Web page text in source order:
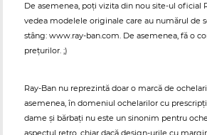
De asemenea, poți vizita din nou site-ul oficial
vedea modelele originale care au numărul de
stâng: www.ray-ban.com. De asemenea, fă o
prețurilor. ;)
Ray-Ban nu reprezintă doar o marcă de
asemenea, în domeniul ochelarilor cu
dame și bărbați nu este un sinonim pentru
aspectul retro, chiar dacă design-urile cu